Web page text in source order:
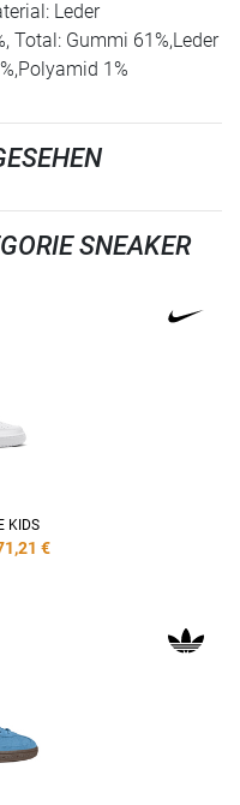
Leder
Total: Gummi 61%,Leder
1%
SNEAKER
KIDS
€